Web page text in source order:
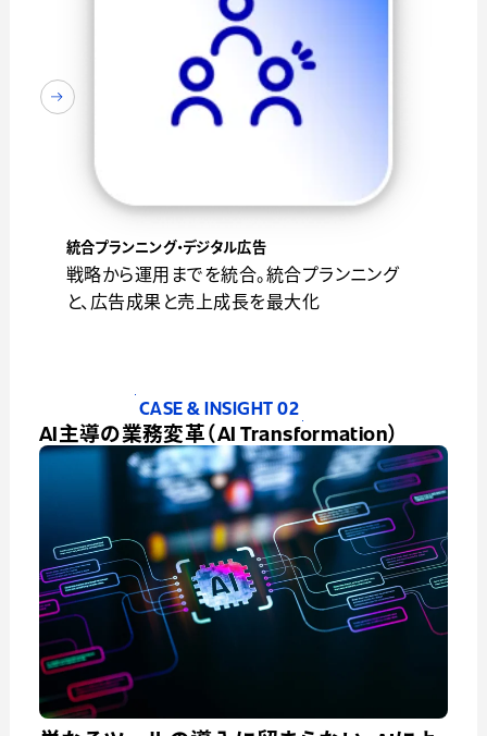
統合プランニング・デジタル広告
戦略から運用までを統合。統合プランニング
と、広告成果と売上成長を最大化
CASE & INSIGHT 02
AI主導の業務変革（AI Transformation）